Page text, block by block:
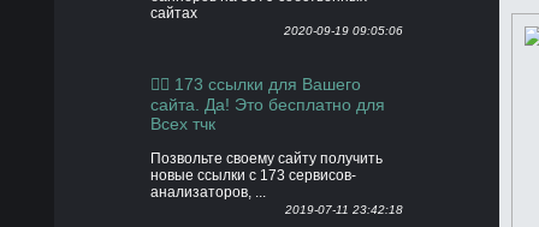
сайтах
2020-09-19 09:05:06
👍🏻 173 ссылки для Вашего
сайта. Да! Это бесплатно для
Всех тчк
Позвольте своему сайту получить
новые ссылки с 173 сервисов-
анализаторов, ...
2019-07-11 23:42:18